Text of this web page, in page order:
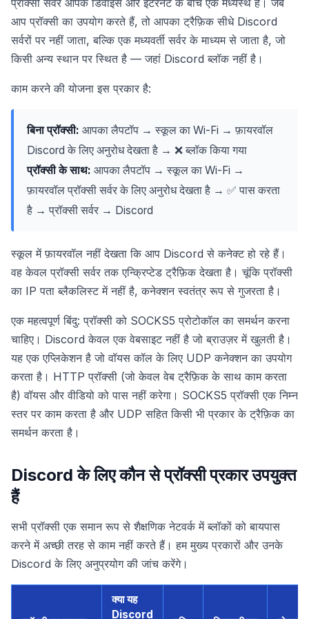
आप प्रॉक्सी का उपयोग करते हैं, तो आपका ट्रैफ़िक सीधे Discord
सर्वरों पर नहीं जाता, बल्कि एक मध्यवर्ती सर्वर के माध्यम से जाता है, जो
किसी अन्य स्थान पर स्थित है — जहां Discord ब्लॉक नहीं है।
काम करने की योजना इस प्रकार है:
बिना प्रॉक्सी: आपका लैपटॉप → स्कूल का Wi-Fi → फ़ायरवॉल
Discord के लिए अनुरोध देखता है → ❌ ब्लॉक किया गया
प्रॉक्सी के साथ: आपका लैपटॉप → स्कूल का Wi-Fi →
फ़ायरवॉल प्रॉक्सी सर्वर के लिए अनुरोध देखता है → ✅ पास करता
है → प्रॉक्सी सर्वर → Discord
स्कूल में फ़ायरवॉल नहीं देखता कि आप Discord से कनेक्ट हो रहे हैं।
वह केवल प्रॉक्सी सर्वर तक एन्क्रिप्टेड ट्रैफ़िक देखता है। चूंकि प्रॉक्सी
का IP पता ब्लैकलिस्ट में नहीं है, कनेक्शन स्वतंत्र रूप से गुजरता है।
एक महत्वपूर्ण बिंदु: प्रॉक्सी को SOCKS5 प्रोटोकॉल का समर्थन करना
चाहिए। Discord केवल एक वेबसाइट नहीं है जो ब्राउज़र में खुलती है।
यह एक एप्लिकेशन है जो वॉयस कॉल के लिए UDP कनेक्शन का उपयोग
करता है। HTTP प्रॉक्सी (जो केवल वेब ट्रैफ़िक के साथ काम करता
है) वॉयस और वीडियो को पास नहीं करेगा। SOCKS5 प्रॉक्सी एक निम्न
स्तर पर काम करता है और UDP सहित किसी भी प्रकार के ट्रैफ़िक का
समर्थन करता है।
Discord के लिए कौन से प्रॉक्सी प्रकार उपयुक्त
हैं
सभी प्रॉक्सी एक समान रूप से शैक्षणिक नेटवर्क में ब्लॉकों को बायपास
करने में अच्छी तरह से काम नहीं करते हैं। हम मुख्य प्रकारों और उनके
Discord के लिए अनुप्रयोग की जांच करेंगे।
क्या यह
Discord